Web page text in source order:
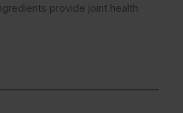
provide joint health